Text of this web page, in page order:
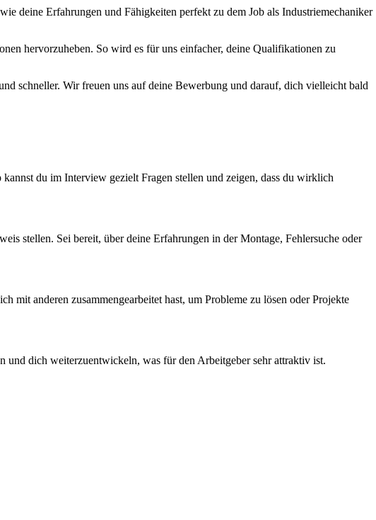
deine Erfahrungen und Fähigkeiten perfekt zu dem Job als Industriemechaniker
hervorzuheben. So wird es für uns einfacher, deine Qualifikationen zu
schneller. Wir freuen uns auf deine Bewerbung und darauf, dich vielleicht bald
du im Interview gezielt Fragen stellen und zeigen, dass du wirklich
stellen. Sei bereit, über deine Erfahrungen in der Montage, Fehlersuche oder
mit anderen zusammengearbeitet hast, um Probleme zu lösen oder Projekte
und dich weiterzuentwickeln, was für den Arbeitgeber sehr attraktiv ist.